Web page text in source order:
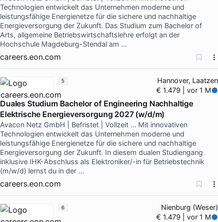
Technologien entwickelt das Unternehmen moderne und
leistungsfähige Energienetze für die sichere und nachhaltige
Energieversorgung der Zukunft. Das Studium zum Bachelor of
Arts, allgemeine Betriebswirtschaftslehre erfolgt an der
Hochschule Magdeburg-Stendal am …
careers.eon.com
Hannover, Laatzen
€ 1.479 | vor 1 M
Duales Studium Bachelor of Engineering Nachhaltige
Elektrische Energieversorgung 2027 (w/d/m)
Avacon Netz GmbH | Befristet | Vollzeit … Mit innovativen
Technologien entwickelt das Unternehmen moderne und
leistungsfähige Energienetze für die sichere und nachhaltige
Energieversorgung der Zukunft. In diesem dualen Studiengang
inklusive IHK-Abschluss als Elektroniker/-in für Betriebstechnik
(m/w/d) lernst du in der …
careers.eon.com
5
Nienburg (Weser)
€ 1.479 | vor 1 M
6